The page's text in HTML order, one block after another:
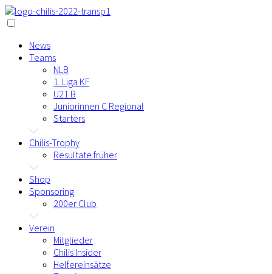
News
Teams
NLB
1. Liga KF
U21 B
Juniorinnen C Regional
Starters
Chilis-Trophy
Resultate früher
Shop
Sponsoring
200er Club
Verein
Mitglieder
Chilis Insider
Helfereinsätze